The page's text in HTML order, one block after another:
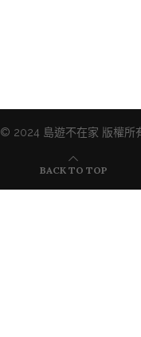
© 2024 島遊不在家 版權所
BACK TO TOP